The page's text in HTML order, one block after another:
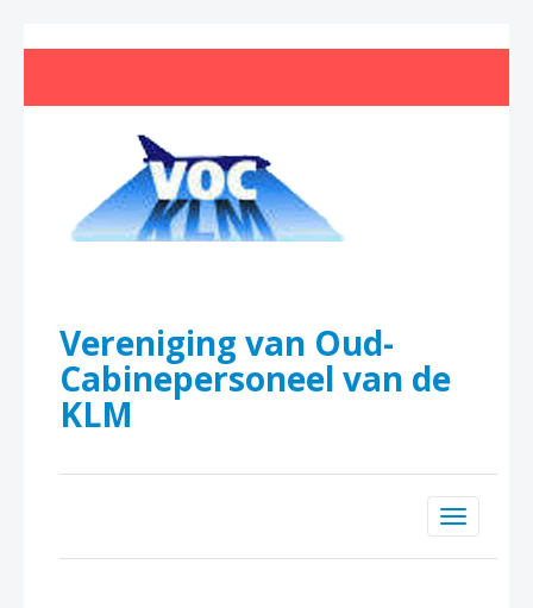
Vereniging van Oud-
Cabinepersoneel van de
KLM
Toggle